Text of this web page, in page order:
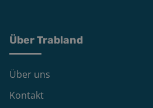
Über Trabland
Über uns
Kontakt